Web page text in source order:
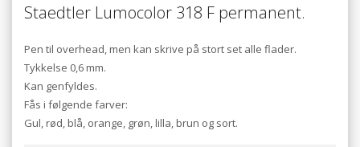
Staedtler Lumocolor 318 F permanent.
Pen til overhead, men kan skrive på stort set alle flader.
Tykkelse 0,6 mm.
Kan genfyldes.
Fås i følgende farver:
Gul, rød, blå, orange, grøn, lilla, brun og sort.